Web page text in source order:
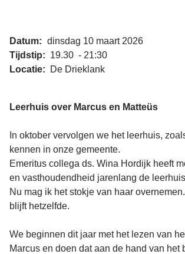
Datum: dinsdag 10 maart 2026
Tijdstip: 19.30 - 21:30
Locatie: De Drieklank
Leerhuis over Marcus en Matteüs
In oktober vervolgen we het leerhuis,
kennen in onze gemeente.
Emeritus collega ds. Wina Hordijk heeft
en vasthoudendheid jarenlang de
Nu mag ik het stokje van haar
blijft hetzelfde.
We beginnen dit jaar met het lezen van
Marcus en doen dat aan de hand van het